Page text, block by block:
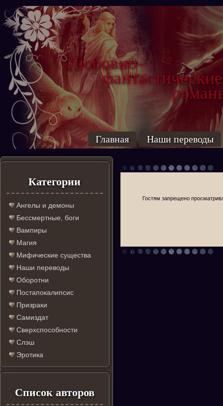
Любовно-
фантастические
Главная Наши переводы
Категории
Ангелы и демоны
Бессмертные, боги
Вампиры
Магия
Мифические существа
Наши переводы
Оборотни
Постапокалипсис
Призраки
Самиздат
Сверхспособности
Слэш
Эротика
Список авторов
Гостям запрещено